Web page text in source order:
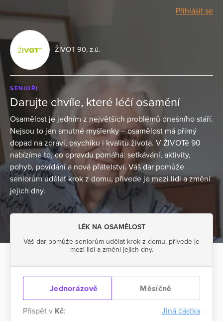
Přihlásit se
ŽIVOT 90, z.ú.
SENIOŘI
Darujte chvíle, které léčí osamění
Osamělost je jedním z největších problémů dnešního stáří.
Nejsou to jen smutné myšlenky – osamělost má přímý
dopad na zdraví, psychiku i kvalitu života. V ŽIVOTě 90
nabízíme to, co opravdu pomáhá: setkávání, aktivity,
pohyb, povídání a nová přátelství. Váš dar pomůže
seniorům udělat krok z domu, přivede je mezi lidi a změní
jejich dny.
LÉK NA OSAMĚLOST
Váš dar pomůže seniorům udělat krok z domu, přivede je
mezi lidi a změní jejich dny.
Jednorázově Měsíčně
Přispět v Kč: Jiná částka